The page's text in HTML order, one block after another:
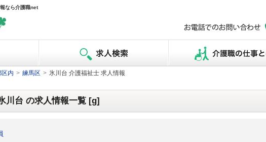
なら介護職net
区内 > 練馬区 > 氷川台 介護福祉士 求人情報
川台 の求人情報一覧 [g]